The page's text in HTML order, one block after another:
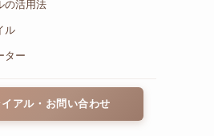
の活用法
ル
ター
アル・お問い合わせ